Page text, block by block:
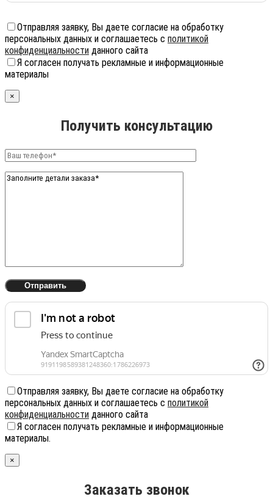
Отправляя заявку, Вы даете согласие на обработку
персональных данных и соглашаетесь с политикой
конфиденциальности данного сайта
Я согласен получать рекламные и информационные
материалы
×
Получить консультацию
Отправляя заявку, Вы даете согласие на обработку
персональных данных и соглашаетесь с политикой
конфиденциальности данного сайта
Я согласен получать рекламные и информационные
материалы.
×
Заказать звонок